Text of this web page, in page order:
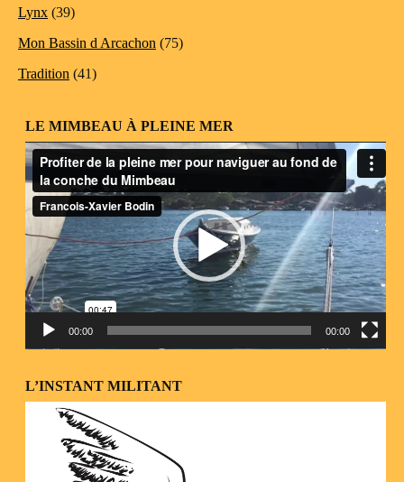
Lynx (39)
Mon Bassin d Arcachon (75)
Tradition (41)
LE MIMBEAU À PLEINE MER
Lecteur
vidéo
00:00 00:00
L’INSTANT MILITANT